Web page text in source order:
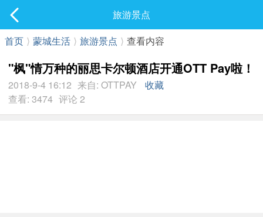
最新发表
旅游景点
首页 ⟩ 蒙城生活 ⟩ 旅游景点 ⟩ 查看内容
"枫"情万种的丽思卡尔顿酒店开通OTT Pay啦！
2018-9-4 16:12 来自: OTTPAY
收藏
查看: 3474 评论 2